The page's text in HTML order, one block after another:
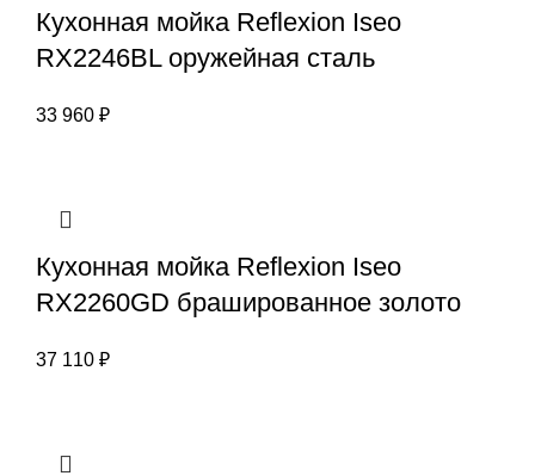
Кухонная мойка Reflexion Iseo
RX2246BL оружейная сталь
33 960 ₽
Кухонная мойка Reflexion Iseo
RX2260GD брашированное золото
37 110 ₽